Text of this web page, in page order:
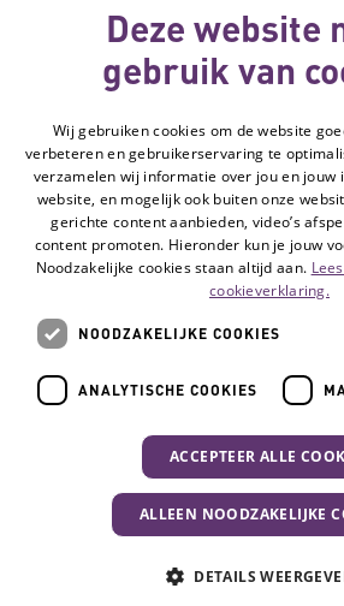
Over ons
wordt gemaakt
met subsidie
van
Volg de
Contact
Disclaimer
Cookie-
Deze website
gebruik van
Wij gebruiken cookies om de website
verbeteren en gebruikerservaring te
verzamelen wij informatie over jou en jouw
website, en mogelijk ook buiten onze
gerichte content aanbieden, video’s
content promoten. Hieronder kun je jouw
Noodzakelijke cookies staan altijd aan.
cookieverklaring.
NOODZAKELIJKE COOKIES
ANALYTISCHE COOKIES
ACCEPTEER ALLE
ALLEEN NOODZAKELIJKE
DETAILS